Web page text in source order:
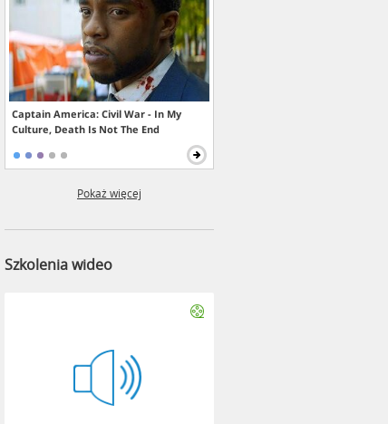
Captain America: Civil War - In My
Culture, Death Is Not The End
Pokaż więcej
Szkolenia wideo